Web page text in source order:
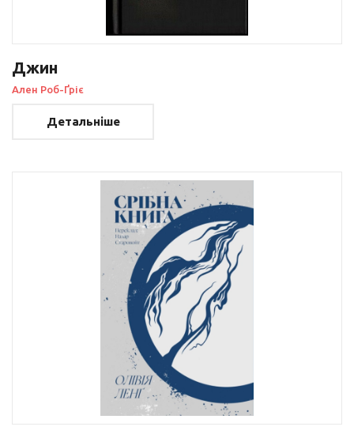
Джин
Ален Роб-Ґріє
Детальніше